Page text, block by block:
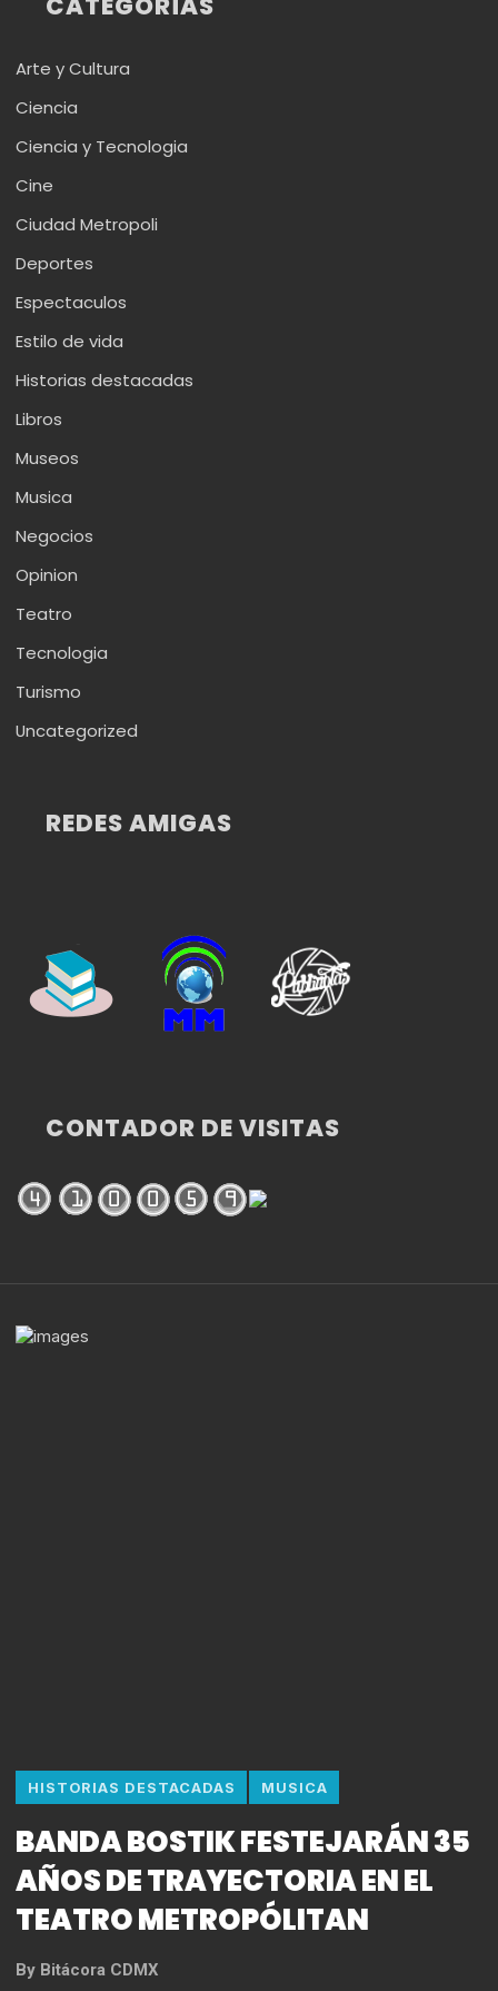
Arte y Cultura
Ciencia
Ciencia y Tecnologia
Cine
Ciudad Metropoli
Deportes
Espectaculos
Estilo de vida
Historias destacadas
Libros
Museos
Musica
Negocios
Opinion
Teatro
Tecnologia
Turismo
Uncategorized
REDES AMIGAS
CONTADOR DE VISITAS
HISTORIAS DESTACADAS MUSICA
BANDA BOSTIK FESTEJARÁN 35
AÑOS DE TRAYECTORIA EN EL
TEATRO METROPÓLITAN
By Bitácora CDMX